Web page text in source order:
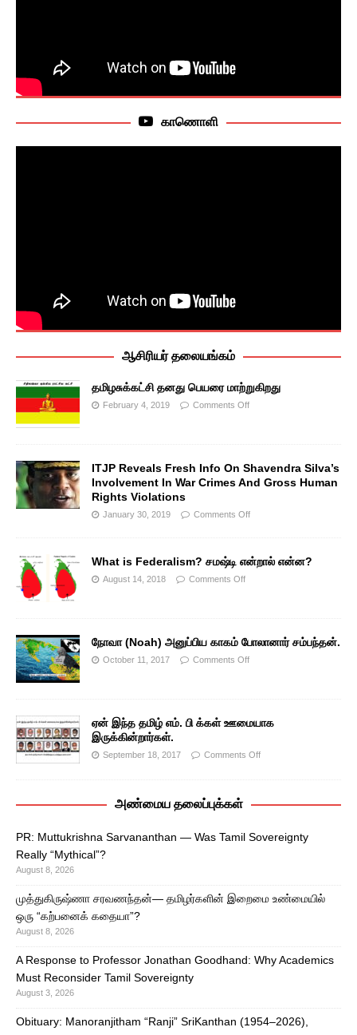
காணொளி
ஆசிரியர் தலையங்கம்
தமிழசுக்கட்சி தனது பெயரை மாற்றுகிறது
February 4, 2019 Comments Off
ITJP Reveals Fresh Info On Shavendra Silva’s
Involvement In War Crimes And Gross Human
Rights Violations
January 30, 2019 Comments Off
What is Federalism? சமஷ்டி என்றால் என்ன?
August 14, 2018 Comments Off
நோவா (Noah) அனுப்பிய காகம் போலானார் சம்பந்தன்.
October 11, 2017 Comments Off
ஏன் இந்த தமிழ் எம். பி க்கள் ஊமையாக
இருக்கின்றார்கள்.
September 18, 2017 Comments Off
அண்மைய தலைப்புக்கள்
PR: Muttukrishna Sarvananthan — Was Tamil Sovereignty
Really “Mythical”?
August 8, 2026
முத்துகிருஷ்ணா சரவணந்தன்— தமிழர்களின் இறைமை உண்மையில்
ஒரு “கற்பனைக் கதையா”?
August 8, 2026
A Response to Professor Jonathan Goodhand: Why Academics
Must Reconsider Tamil Sovereignty
August 3, 2026
Obituary: Manoranjitham “Ranji” SriKanthan (1954–2026),